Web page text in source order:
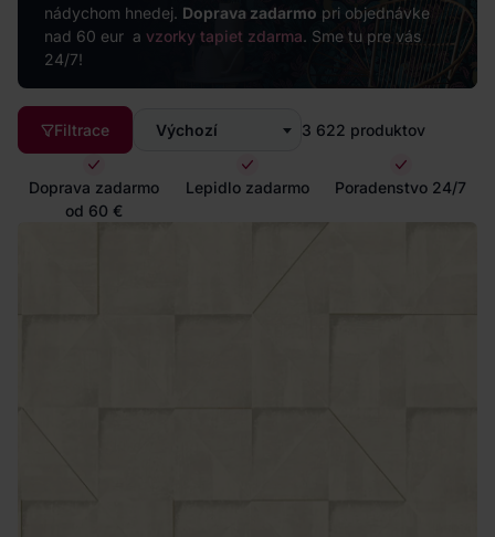
nádychom hnedej. Doprava zadarmo pri objednávke
nad 60 eur a vzorky tapiet zdarma. Sme tu pre vás
24/7!
Filtrace Výchozí 3 622 produktov
Doprava zadarmo
od 60 €
Lepidlo zadarmo Poradenstvo 24/7